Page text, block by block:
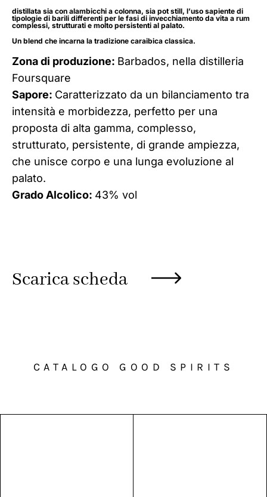
distillata sia con alambicchi a colonna, sia pot still, l’uso sapiente di
tipologie di barili differenti per le fasi di invecchiamento da vita a rum
complessi, strutturati e molto persistenti al palato.
Un blend che incarna la tradizione caraibica classica.
Zona di produzione: Barbados, nella distilleria
Foursquare
Sapore: Caratterizzato da un bilanciamento tra
intensità e morbidezza, perfetto per una
proposta di alta gamma, complesso,
strutturato, persistente, di grande ampiezza,
che unisce corpo e una lunga evoluzione al
palato.
Grado Alcolico: 43% vol
Scarica scheda
CATALOGO GOOD SPIRITS